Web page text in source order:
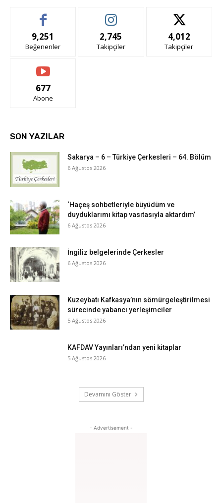
9,251
Beğenenler
2,745
Takipçiler
4,012
Takipçiler
677
Abone
SON YAZILAR
Sakarya – 6 – Türkiye Çerkesleri – 64. Bölüm
6 Ağustos 2026
‘Haçeş sohbetleriyle büyüdüm ve
duyduklarımı kitap vasıtasıyla aktardım’
6 Ağustos 2026
İngiliz belgelerinde Çerkesler
6 Ağustos 2026
Kuzeybatı Kafkasya’nın sömürgeleştirilmesi
sürecinde yabancı yerleşimciler
5 Ağustos 2026
KAFDAV Yayınları’ndan yeni kitaplar
5 Ağustos 2026
Devamını Göster
- Advertisement -